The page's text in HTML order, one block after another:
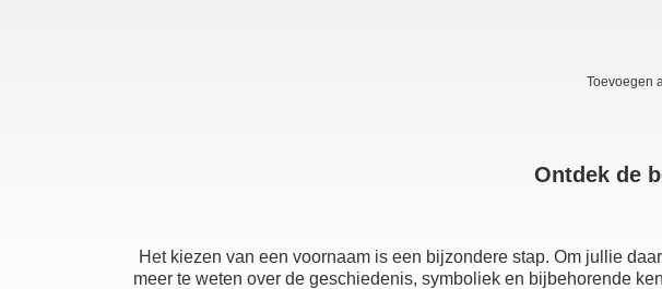
Toevoegen
Ontdek de
Het kiezen van een voornaam is een bijzondere stap. Om jullie
meer te weten over de geschiedenis, symboliek en bijbehorende